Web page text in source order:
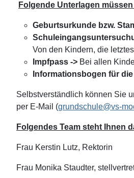
Folgende Unterlagen
Geburtsurkunde bzw.
Von den Kindern, die
Impfpass -> Bei allen
Informationsbogen für die
Selbstverständlich können Sie
per E-Mail (grundschule@vs-
Folgendes Team steht Ihnen
Frau Kerstin Lutz, Rektorin
Frau Monika Staudter,